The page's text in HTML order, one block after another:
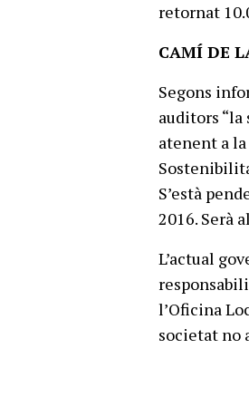
retornat
CAMÍ DE
Segons
auditors
atenent a
S’està
2016. Serà
L’actual
l’Oficina
societat no